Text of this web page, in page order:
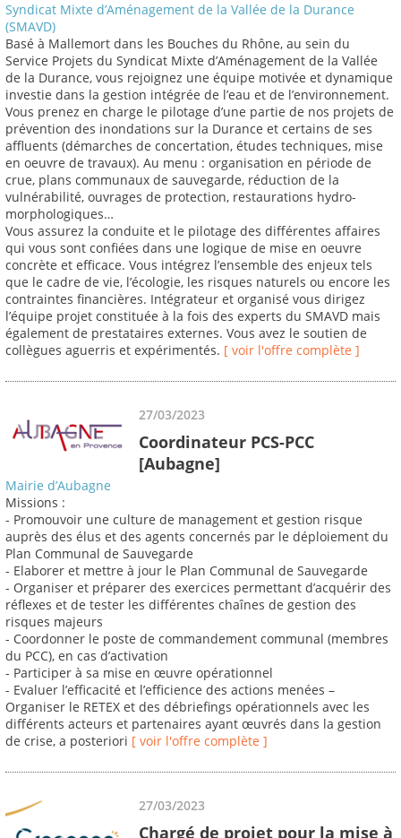
Syndicat Mixte d’Aménagement de la Vallée de la Durance
(SMAVD)
Basé à Mallemort dans les Bouches du Rhône, au sein du
Service Projets du Syndicat Mixte d’Aménagement de la Vallée
de la Durance, vous rejoignez une équipe motivée et dynamique
investie dans la gestion intégrée de l’eau et de l’environnement.
Vous prenez en charge le pilotage d’une partie de nos projets de
prévention des inondations sur la Durance et certains de ses
affluents (démarches de concertation, études techniques, mise
en oeuvre de travaux). Au menu : organisation en période de
crue, plans communaux de sauvegarde, réduction de la
vulnérabilité, ouvrages de protection, restaurations hydro-
morphologiques…
Vous assurez la conduite et le pilotage des différentes affaires
qui vous sont confiées dans une logique de mise en oeuvre
concrète et efficace. Vous intégrez l’ensemble des enjeux tels
que le cadre de vie, l’écologie, les risques naturels ou encore les
contraintes financières. Intégrateur et organisé vous dirigez
l’équipe projet constituée à la fois des experts du SMAVD mais
également de prestataires externes. Vous avez le soutien de
collègues aguerris et expérimentés. [ voir l'offre complète ]
27/03/2023
Coordinateur PCS-PCC
[Aubagne]
Mairie d’Aubagne
Missions :
- Promouvoir une culture de management et gestion risque
auprès des élus et des agents concernés par le déploiement du
Plan Communal de Sauvegarde
- Elaborer et mettre à jour le Plan Communal de Sauvegarde
- Organiser et préparer des exercices permettant d’acquérir des
réflexes et de tester les différentes chaînes de gestion des
risques majeurs
- Coordonner le poste de commandement communal (membres
du PCC), en cas d’activation
- Participer à sa mise en œuvre opérationnel
- Evaluer l’efficacité et l’efficience des actions menées –
Organiser le RETEX et des débriefings opérationnels avec les
différents acteurs et partenaires ayant œuvrés dans la gestion
de crise, a posteriori [ voir l'offre complète ]
27/03/2023
Chargé de projet pour la mise à